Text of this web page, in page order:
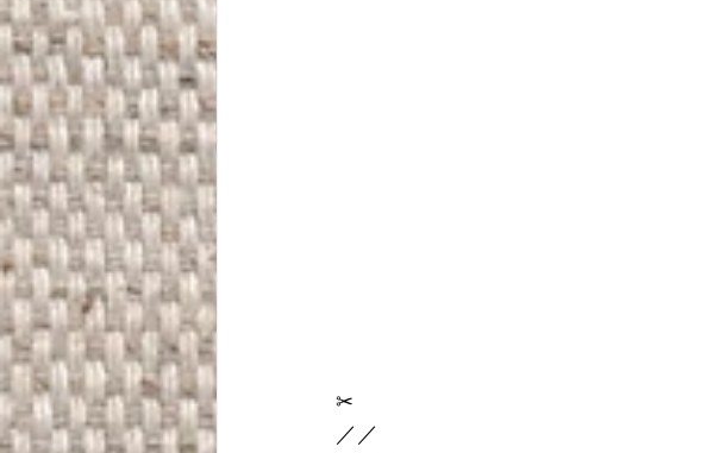
✂︎
／／